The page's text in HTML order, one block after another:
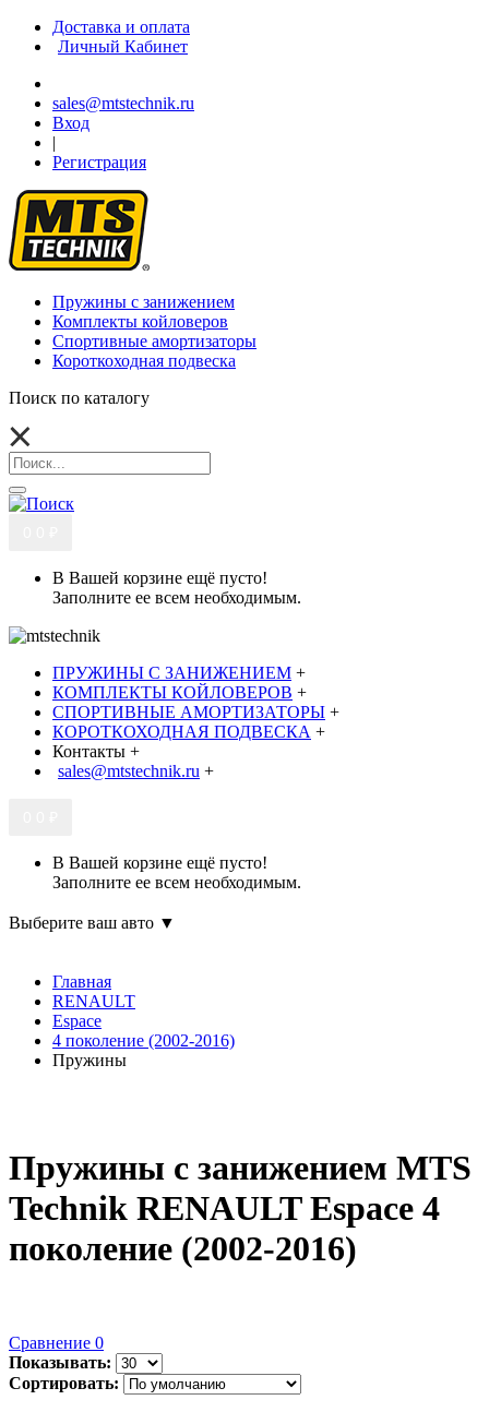
Доставка и оплата
Личный Кабинет
sales@mtstechnik.ru
Вход
|
Регистрация
Пружины с занижением
Комплекты койловеров
Спортивные амортизаторы
Короткоходная подвеска
Поиск по каталогу
В Вашей корзине ещё пусто!
Заполните ее всем необходимым.
ПРУЖИНЫ С ЗАНИЖЕНИЕМ +
КОМПЛЕКТЫ КОЙЛОВЕРОВ +
СПОРТИВНЫЕ АМОРТИЗАТОРЫ +
КОРОТКОХОДНАЯ ПОДВЕСКА +
Контакты +
sales@mtstechnik.ru +
В Вашей корзине ещё пусто!
Заполните ее всем необходимым.
Выберите ваш авто ▼
Главная
RENAULT
Espace
4 поколение (2002-2016)
Пружины
Пружины с занижением MTS
Technik RENAULT Espace 4
поколение (2002-2016)
Сравнение 0
Показывать:
Сортировать: